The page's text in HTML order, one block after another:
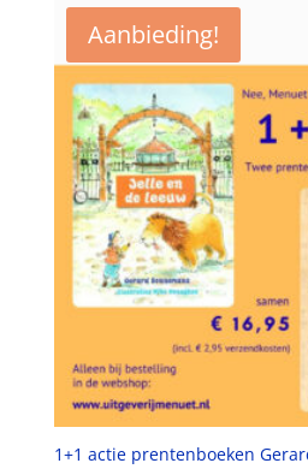
€45.00.€20.00.
Aanbieding!
1+1 actie prentenboeken